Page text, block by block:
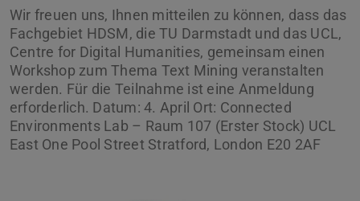
Wir freuen uns, Ihnen mitteilen zu können, dass das
Fachgebiet HDSM, die TU Darmstadt und das UCL,
Centre for Digital Humanities, gemeinsam einen
Workshop zum Thema Text Mining veranstalten
werden. Für die Teilnahme ist eine Anmeldung
erforderlich. Datum: 4. April Ort: Connected
Environments Lab – Raum 107 (Erster Stock) UCL
East One Pool Street Stratford, London E20 2AF